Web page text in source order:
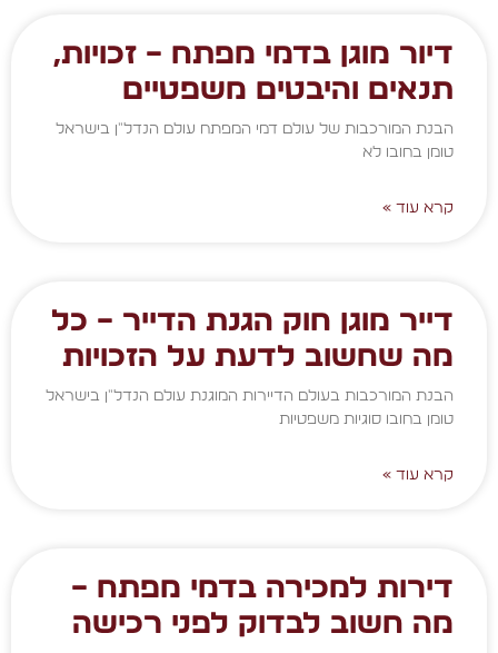
דיור מוגן בדמי מפתח – זכויות,
תנאים והיבטים משפטיים
הבנת המורכבות של עולם דמי המפתח עולם הנדל"ן בישראל
טומן בחובו לא
קרא עוד »
דייר מוגן חוק הגנת הדייר – כל
מה שחשוב לדעת על הזכויות
הבנת המורכבות בעולם הדיירות המוגנת עולם הנדל"ן בישראל
טומן בחובו סוגיות משפטיות
קרא עוד »
דירות למכירה בדמי מפתח –
מה חשוב לבדוק לפני רכישה